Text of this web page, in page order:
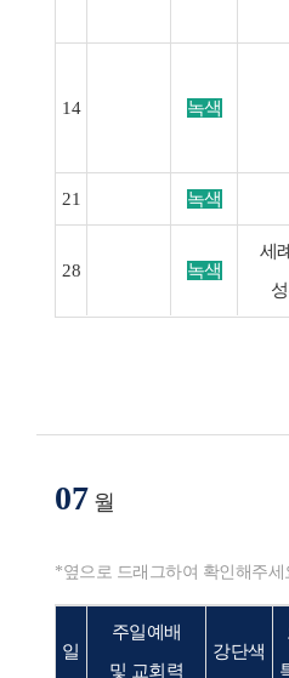
14 녹색
21 녹색
28 녹색
세
07 월
*옆으로 드래그하여 확인해주세
일
주일예배
및 교회력
강단색